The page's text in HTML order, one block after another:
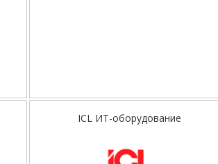
ICL ИТ-оборудование